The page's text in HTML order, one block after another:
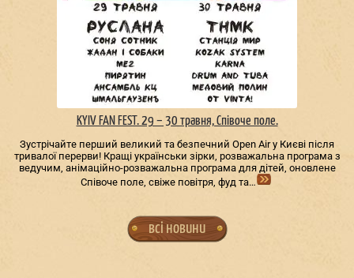
KYIV FAN FEST. 29 – 30 травня, Співоче поле.
Зустрічайте перший великий та безпечний Open Air у Києві після
тривалої перерви! Кращі українськи зірки, розважальна програма з
ведучим, анімаційно-розважальна програма для дітей, оновлене
Співоче поле, свіже повітря, фуд та…
всі новини